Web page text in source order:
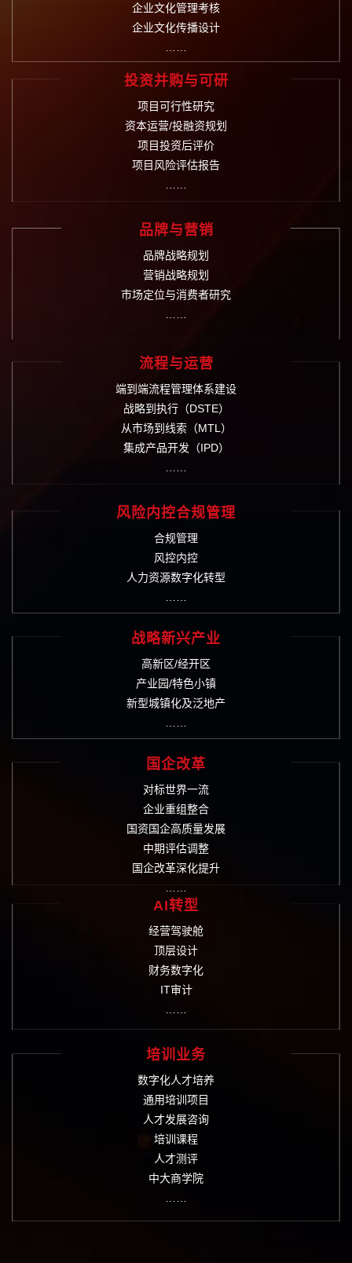
企业文化管理考核
企业文化传播设计
投资并购与可研
项目可行性研究
资本运营/投融资规划
项目投资后评价
项目风险评估报告
品牌与营销
品牌战略规划
营销战略规划
市场定位与消费者研究
流程与运营
端到端流程管理体系建设
战略到执行（DSTE）
从市场到线索（MTL）
集成产品开发（IPD）
风险内控合规管理
合规管理
风控内控
人力资源数字化转型
战略新兴产业
高新区/经开区
产业园/特色小镇
新型城镇化及泛地产
国企改革
对标世界一流
企业重组整合
国资国企高质量发展
中期评估调整
国企改革深化提升
AI转型
经营驾驶舱
顶层设计
财务数字化
IT审计
培训业务
数字化人才培养
通用培训项目
人才发展咨询
培训课程
人才测评
中大商学院